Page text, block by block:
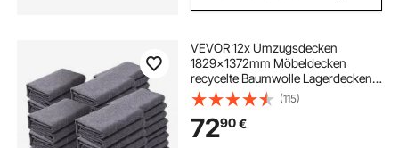
VEVOR 12x Umzugsdecken
1829x1372mm Möbeldecken
recycelte Baumwolle Lagerdecken
Umzug Packdecken Transport-
Decken Möbelpackdecken
Verpackungsdecken zum Schutz für
Möbel
(115)
7290€